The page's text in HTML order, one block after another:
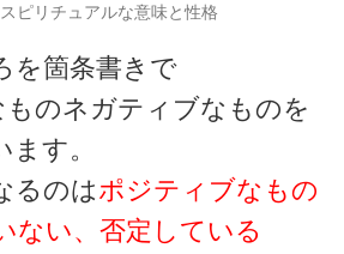
ピリチュアルな意味と性格
を箇条書きで
のネガティブなものを
す。
るのはポジティブなもの
ない、否定している